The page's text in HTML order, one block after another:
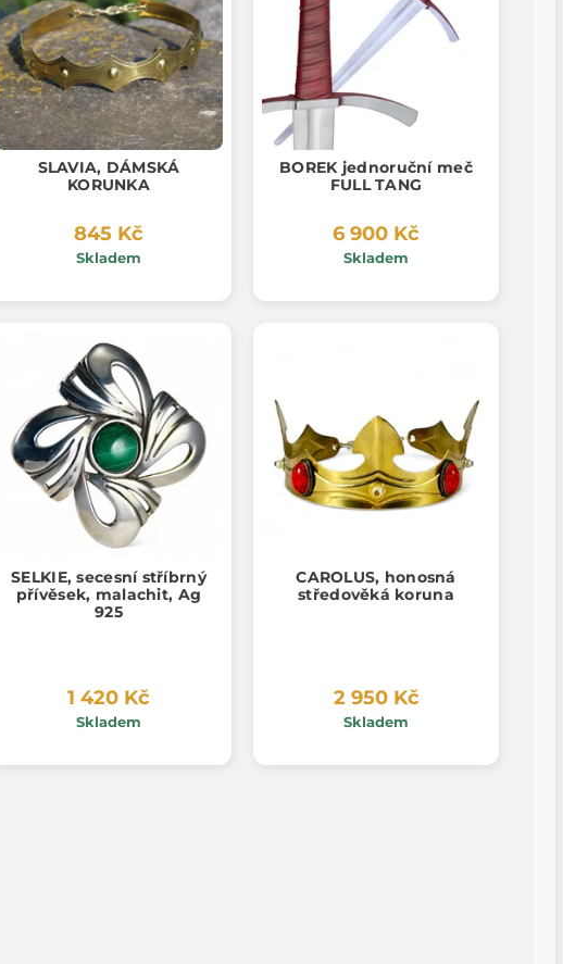
SLAVIA, DÁMSKÁ
KORUNKA
845 Kč
Skladem
BOREK jednoruční meč
FULL TANG
6 900 Kč
Skladem
SELKIE, secesní stříbrný
přívěsek, malachit, Ag
925
1 420 Kč
Skladem
CAROLUS, honosná
středověká koruna
2 950 Kč
Skladem